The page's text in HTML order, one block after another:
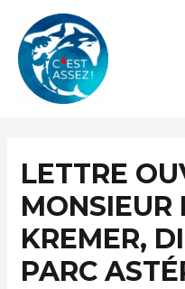
contenu
LETTRE
MONSIEUR
KREMER,
PARC